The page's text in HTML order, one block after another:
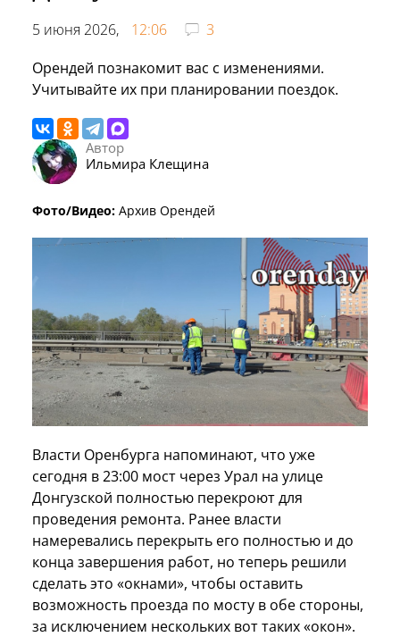
5 июня 2026, 12:06
3
Орендей познакомит вас с изменениями.
Учитывайте их при планировании поездок.
Автор
Ильмира Клещина
Фото/Видео: Архив Орендей
Власти Оренбурга напоминают, что уже
сегодня в 23:00 мост через Урал на улице
Донгузской полностью перекроют для
проведения ремонта. Ранее власти
намеревались перекрыть его полностью и до
конца завершения работ, но теперь решили
сделать это «окнами», чтобы оставить
возможность проезда по мосту в обе стороны,
за исключением нескольких вот таких «окон».